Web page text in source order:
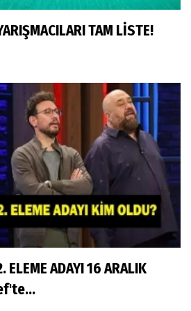
TAM LİSTE!
ELEME ADAYI 16 ARALIK